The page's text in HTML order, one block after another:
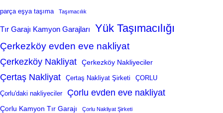
parça eşya taşıma Taşımacılık
Tır Garajı Kamyon Garajları Yük Taşımacılığı
Çerkezköy evden eve nakliyat
Çerkezköy Nakliyat Çerkezköy Nakliyeciler
Çertaş Nakliyat Çertaş Nakliyat Şirketi ÇORLU
Çorlu'daki nakliyeciler Çorlu evden eve nakliyat
Çorlu Kamyon Tır Garajı Çorlu Nakliyat Şirketi